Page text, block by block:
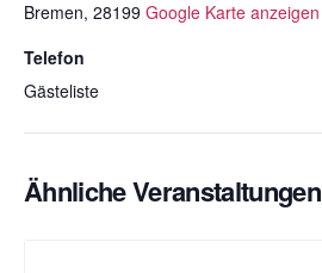
Bremen, 28199 Google Karte anzeigen
Telefon
Gästeliste
Ähnliche Veranstaltungen